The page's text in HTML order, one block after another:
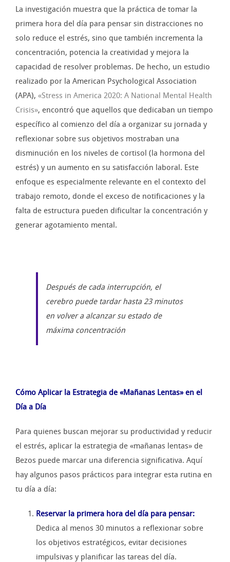
La investigación muestra que la práctica de tomar la
primera hora del día para pensar sin distracciones no
solo reduce el estrés, sino que también incrementa la
concentración, potencia la creatividad y mejora la
capacidad de resolver problemas. De hecho, un estudio
realizado por la American Psychological Association
(APA), «Stress in America 2020: A National Mental Health
Crisis», encontró que aquellos que dedicaban un tiempo
específico al comienzo del día a organizar su jornada y
reflexionar sobre sus objetivos mostraban una
disminución en los niveles de cortisol (la hormona del
estrés) y un aumento en su satisfacción laboral. Este
enfoque es especialmente relevante en el contexto del
trabajo remoto, donde el exceso de notificaciones y la
falta de estructura pueden dificultar la concentración y
generar agotamiento mental.
Después de cada interrupción, el
cerebro puede tardar hasta 23 minutos
en volver a alcanzar su estado de
máxima concentración
Cómo Aplicar la Estrategia de «Mañanas Lentas» en el
Día a Día
Para quienes buscan mejorar su productividad y reducir
el estrés, aplicar la estrategia de «mañanas lentas» de
Bezos puede marcar una diferencia significativa. Aquí
hay algunos pasos prácticos para integrar esta rutina en
tu día a día:
Reservar la primera hora del día para pensar:
Dedica al menos 30 minutos a reflexionar sobre
los objetivos estratégicos, evitar decisiones
impulsivas y planificar las tareas del día.